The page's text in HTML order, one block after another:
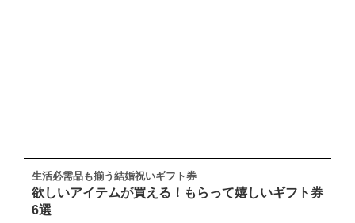
生活必需品も揃う結婚祝いギフト券
欲しいアイテムが買える！もらって嬉しいギフト券
6選